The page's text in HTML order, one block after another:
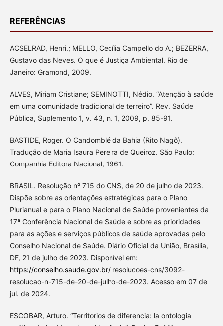
REFERÊNCIAS
ACSELRAD, Henri.; MELLO, Cecília Campello do A.; BEZERRA,
Gustavo das Neves. O que é Justiça Ambiental. Rio de
Janeiro: Gramond, 2009.
ALVES, Miriam Cristiane; SEMINOTTI, Nédio. “Atenção à saúde
em uma comunidade tradicional de terreiro”. Rev. Saúde
Pública, Suplemento 1, v. 43, n. 1, 2009, p. 85-91.
BASTIDE, Roger. O Candomblé da Bahia (Rito Nagô).
Tradução de Maria Isaura Pereira de Queiroz. São Paulo:
Companhia Editora Nacional, 1961.
BRASIL. Resolução nº 715 do CNS, de 20 de julho de 2023.
Dispõe sobre as orientações estratégicas para o Plano
Plurianual e para o Plano Nacional de Saúde provenientes da
17ª Conferência Nacional de Saúde e sobre as prioridades
para as ações e serviços públicos de saúde aprovadas pelo
Conselho Nacional de Saúde. Diário Oficial da União, Brasília,
DF, 21 de julho de 2023. Disponível em:
https://conselho.saude.gov.br/resolucoes-cns/3092-
resolucao-n-715-de-20-de-julho-de-2023. Acesso em 07 de
jul. de 2024.
ESCOBAR, Arturo. “Territorios de diferencia: la ontologia